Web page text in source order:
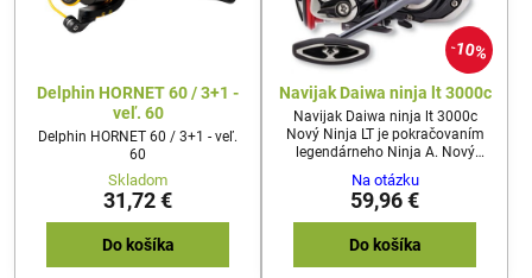
Delphin HORNET 60 / 3+1 -
veľ. 60
Delphin HORNET 60 / 3+1 - veľ.
60
Skladom
31,72 €
Do košíka
10%
Navijak Daiwa ninja lt 3000c
Navijak Daiwa ninja lt 3000c
Nový Ninja LT je pokračovaním
legendárneho Ninja A. Nový
technicky. Ultra hladký a
rovnomerný chod je skutočným
vrcholom. Vďaka integrácii
konceptu LT sa inžinierom DAIWA
Na otázku
59,96 €
Do košíka